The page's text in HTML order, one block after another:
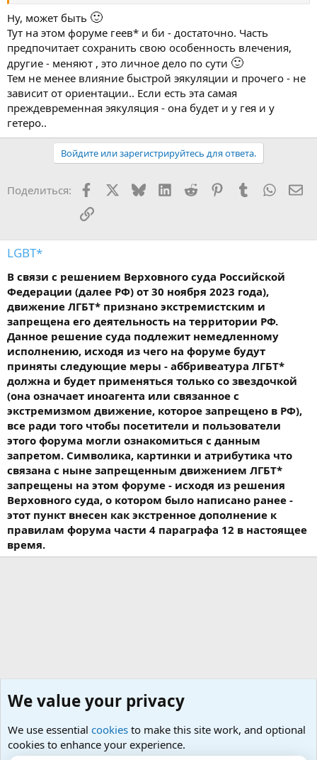
Ну, может быть 🙂
Тут на этом форуме геев* и би - достаточно. Часть
предпочитает сохранить свою особенность влечения,
другие - меняют , это личное дело по сути 🙂
Тем не менее влияние быстрой эякуляции и прочего - не
зависит от ориентации.. Если есть эта самая
преждевременная эякуляция - она будет и у гея и у
гетеро..
Войдите или зарегистрируйтесь для ответа.
Поделиться: Facebook BlueskyLinkedIn
Reddit PinterestTumblr
Ссылка
LGBT*
В связи с решением Верховного суда Российской
Федерации (далее РФ) от 30 ноября 2023 года),
движение ЛГБТ* признано экстремистским и
запрещена его деятельность на территории РФ.
Данное решение суда подлежит немедленному
исполнению, исходя из чего на форуме будут
приняты следующие меры - аббривеатура ЛГБТ*
должна и будет применяться только со звездочкой
(она означает иноагента или связанное с
экстремизмом движение, которое запрещено в РФ),
все ради того чтобы посетители и пользователи
этого форума могли ознакомиться с данным
запретом. Символика, картинки и атрибутика что
связана с ныне запрещенным движением ЛГБТ*
запрещены на этом форуме - исходя из решения
Верховного суда, о котором было написано ранее -
этот пункт внесен как экстренное дополнение к
правилам форума части 4 параграфа 12 в настоящее
время.
We value your privacy
We use essential cookies to make this site work, and optional
cookies to enhance your experience.